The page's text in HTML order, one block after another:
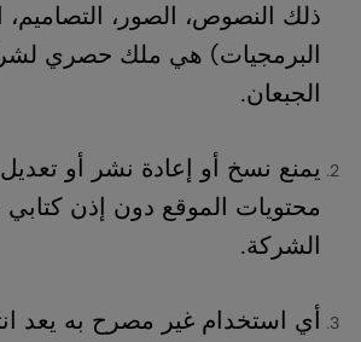
ذلك النصوص، الصور، التصاميم،
البرمجيات) هي ملك حصري
الجبعان.
يمنع نسخ أو إعادة نشر أو
محتويات الموقع دون إذن
الشركة.
أي استخدام غير مصرح به يعد